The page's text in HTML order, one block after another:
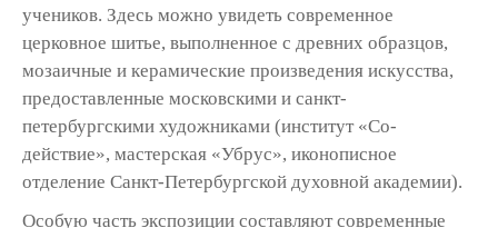
учеников. Здесь можно увидеть современное
церковное шитье, выполненное с древних образцов,
мозаичные и керамические произведения искусства,
предоставленные московскими и санкт-
петербургскими художниками (институт «Со-
действие», мастерская «Убрус», иконописное
отделение Санкт-Петербургской духовной академии).
Особую часть экспозиции составляют современные